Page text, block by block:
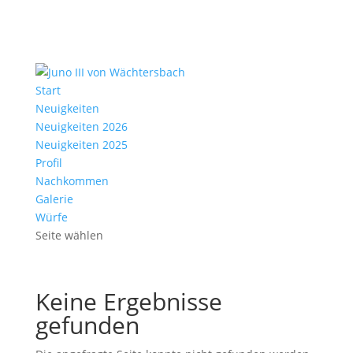
Start
Neuigkeiten
Neuigkeiten 2026
Neuigkeiten 2025
Profil
Nachkommen
Galerie
Würfe
Seite wählen
Keine Ergebnisse
gefunden